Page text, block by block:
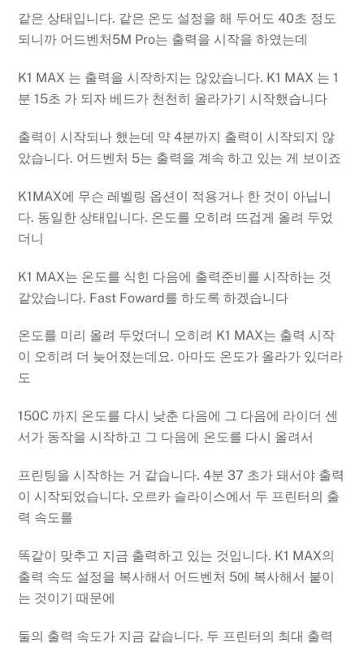
같은 상태입니다. 같은 온도 설정을 해 두어도 40초 정도
되니까 어드벤처5M Pro는 출력을 시작을 하였는데
K1 MAX 는 출력을 시작하지는 않았습니다. K1 MAX 는 1
분 15초 가 되자 베드가 천천히 올라가기 시작했습니다
출력이 시작되나 했는데 약 4분까지 출력이 시작되지 않
았습니다. 어드벤처 5는 출력을 계속 하고 있는 게 보이죠
K1MAX에 무슨 레벨링 옵션이 적용거나 한 것이 아닙니
다. 동일한 상태입니다. 온도를 오히려 뜨겁게 올려 두었
더니
K1 MAX는 온도를 식힌 다음에 출력준비를 시작하는 것
같았습니다. Fast Foward를 하도록 하겠습니다
온도를 미리 올려 두었더니 오히려 K1 MAX는 출력 시작
이 오히려 더 늦어졌는데요. 아마도 온도가 올라가 있더라
도
150C 까지 온도를 다시 낮춘 다음에 그 다음에 라이더 센
서가 동작을 시작하고 그 다음에 온도를 다시 올려서
프린팅을 시작하는 거 같습니다. 4분 37 초가 돼서야 출력
이 시작되었습니다. 오르카 슬라이스에서 두 프린터의 출
력 속도를
똑같이 맞추고 지금 출력하고 있는 것입니다. K1 MAX의
출력 속도 설정을 복사해서 어드벤처 5에 복사해서 붙이
는 것이기 때문에
둘의 출력 속도가 지금 같습니다. 두 프린터의 최대 출력